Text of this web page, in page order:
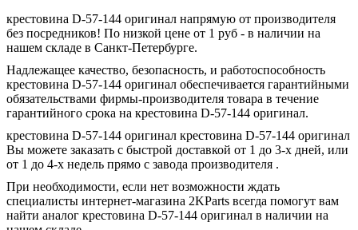
крестовина D-57-144 оригинал напрямую от производителя
без посредников! По низкой цене от 1 руб - в наличии на
нашем складе в Санкт-Петербурге.
Надлежащее качество, безопасность, и работоспособность
крестовина D-57-144 оригинал обеспечивается гарантийными
обязательствами фирмы-производителя товара в течение
гарантийного срока на крестовина D-57-144 оригинал.
крестовина D-57-144 оригинал крестовина D-57-144 оригинал
Вы можете заказать с быстрой доставкой от 1 до 3-х дней, или
от 1 до 4-х недель прямо с завода производителя .
При необходимости, если нет возможности ждать
специалисты интернет-магазина 2KParts всегда помогут вам
найти аналог крестовина D-57-144 оригинал в наличии на